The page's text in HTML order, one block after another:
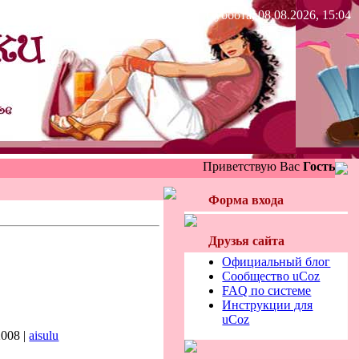
Суббота, 08.08.2026, 15:04
Приветствую Вас Гость
|aisulu
Форма входа
Друзья сайта
Официальный блог
Сообщество uCoz
FAQ по системе
Инструкции для
uCoz